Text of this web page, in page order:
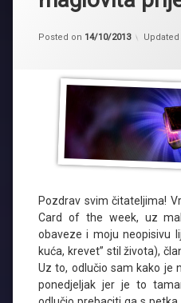
Posted on 14/10/2013 Updated
Pozdrav svim čitateljima!
Card of the week, uz
obaveze i moju neopisivu
kuća, krevet” stil života),
Uz to, odlučio sam kako je
ponedjeljak jer je to